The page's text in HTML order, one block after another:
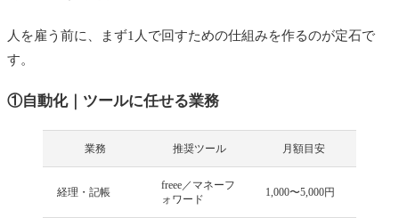
人を雇う前に、まず1人で回すための仕組みを作るのが定石で
す。
①自動化｜ツールに任せる業務
業務 推奨ツール 月額目安
経理・記帳
freee／マネーフ
ォワード
1,000〜5,000円